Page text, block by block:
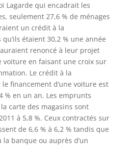
Lagarde qui encadrait les
seulement 27,6 % de ménages
un crédit à la
étaient 30,2 % une année
renoncé à leur projet
voiture en faisant une croix sur
Le crédit à la
financement d’une voiture est
% en un an. Les emprunts
carte des magasins sont
à 5,8 %. Ceux contractés sur
de 6,6 % à 6,2 % tandis que
banque ou auprès d’un